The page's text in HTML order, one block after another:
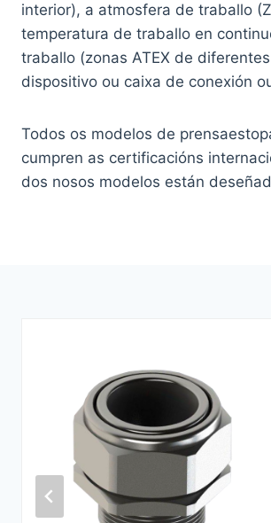
interior), a atmosfera de traballo
temperatura de traballo en
traballo (zonas ATEX de
dispositivo ou caixa de conexión
Todos os modelos de
cumpren as certificacións
dos nosos modelos están